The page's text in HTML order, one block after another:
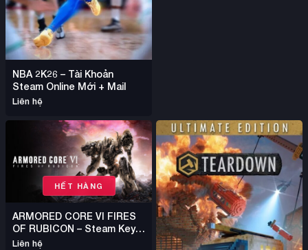
NBA 2K26 – Tài Khoản
Steam Online Mới + Mail
Liên hệ
HẾT HÀNG
ARMORED CORE VI FIRES
OF RUBICON – Steam Key
Bản Quyền Chính Hãng
Liên hệ